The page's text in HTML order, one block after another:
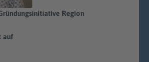
Region
auf